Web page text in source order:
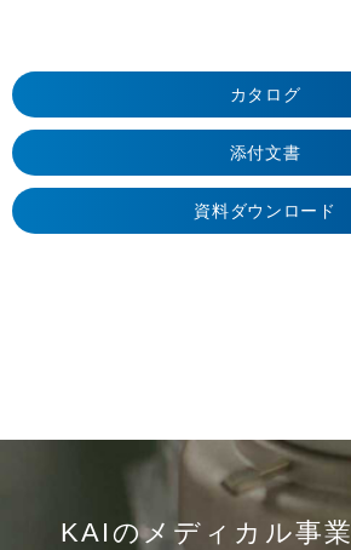
カタログ
添付文書
資料ダウンロード
KAIのメディカル事業